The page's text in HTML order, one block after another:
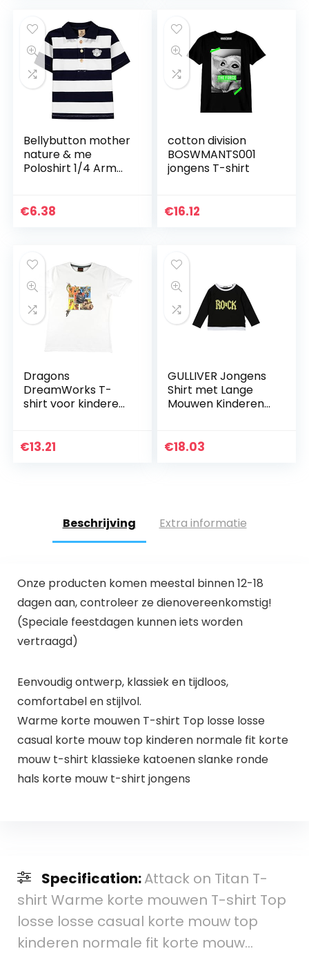
Bellybutton mother
nature & me
Poloshirt 1/4 Arm
€6.38
cotton division
BOSWMANTS001
jongens T-shirt
€16.12
Dragons
DreamWorks T-
shirt voor kinderen
€13.21
GULLIVER Jongens
Shirt met Lange
Mouwen Kinderen
Katoenen Casual
€18.03
Beschrijving Extra informatie
Onze producten komen meestal binnen 12-18
dagen aan, controleer ze dienovereenkomstig!
(Speciale feestdagen kunnen iets worden
vertraagd)
Eenvoudig ontwerp, klassiek en tijdloos,
comfortabel en stijlvol.
Warme korte mouwen T-shirt Top losse losse
casual korte mouw top kinderen normale fit korte
mouw t-shirt klassieke katoenen slanke ronde
hals korte mouw t-shirt jongens
Specification:Attack on Titan T-
shirt Warme korte mouwen T-shirt Top
losse losse casual korte mouw top
kinderen normale fit korte mouw…